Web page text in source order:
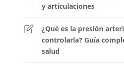
y articulaciones
¿Qué es la presión
controlarla? Guía
salud